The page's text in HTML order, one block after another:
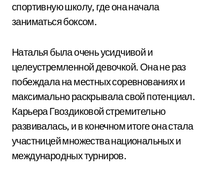
спортивную школу, где она начала
заниматься боксом.
Наталья была очень усидчивой и
целеустремленной девочкой. Она не раз
побеждала на местных соревнованиях и
максимально раскрывала свой потенциал.
Карьера Гвоздиковой стремительно
развивалась, и в конечном итоге она стала
участницей множества национальных и
международных турниров.